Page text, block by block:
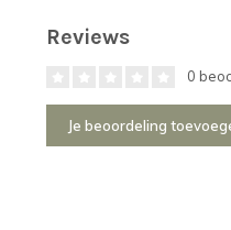
Reviews
0
Je beoordeling